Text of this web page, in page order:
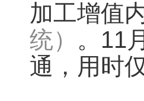
加工增值
统） 。11
通，用时